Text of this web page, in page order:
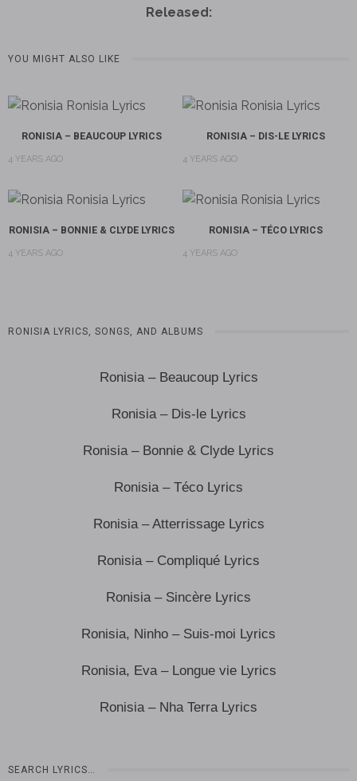
Released:
YOU MIGHT ALSO LIKE
RONISIA – BEAUCOUP LYRICS
4 YEARS AGO
RONISIA – DIS-LE LYRICS
4 YEARS AGO
RONISIA – BONNIE & CLYDE LYRICS
4 YEARS AGO
RONISIA – TÉCO LYRICS
4 YEARS AGO
RONISIA LYRICS, SONGS, AND ALBUMS
Ronisia – Beaucoup Lyrics
Ronisia – Dis-le Lyrics
Ronisia – Bonnie & Clyde Lyrics
Ronisia – Téco Lyrics
Ronisia – Atterrissage Lyrics
Ronisia – Compliqué Lyrics
Ronisia – Sincère Lyrics
Ronisia, Ninho – Suis-moi Lyrics
Ronisia, Eva – Longue vie Lyrics
Ronisia – Nha Terra Lyrics
SEARCH LYRICS…